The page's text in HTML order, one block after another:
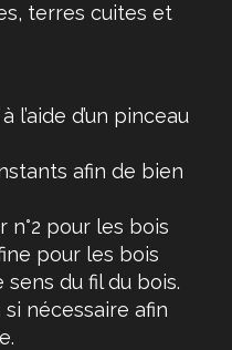
terres cuites et
d’un pinceau
afin de bien
n°2 pour les bois
pour les bois
du fil du bois.
nécessaire afin